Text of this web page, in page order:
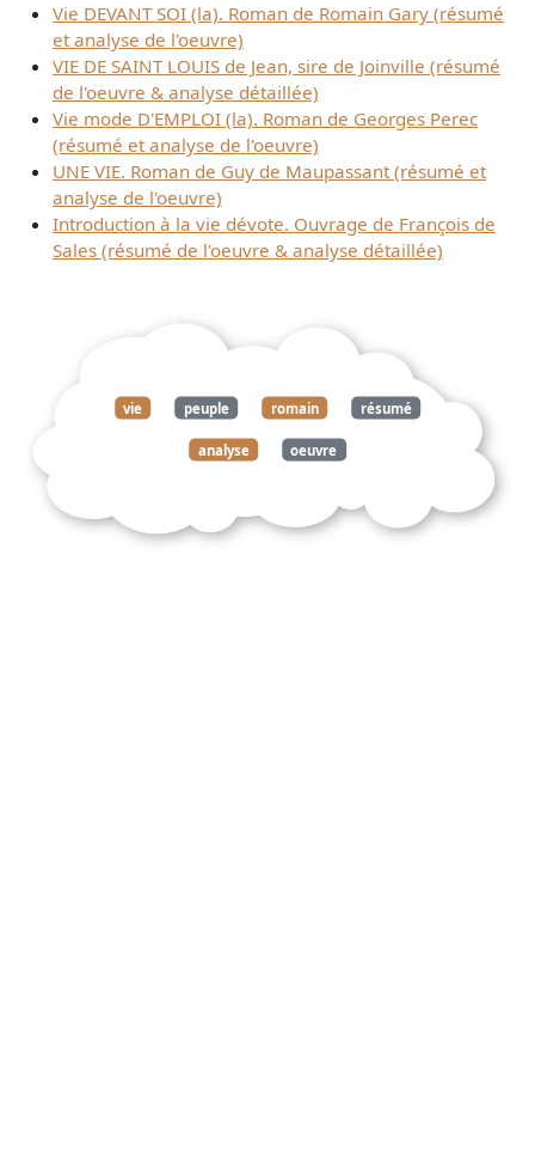
Vie DEVANT SOI (la). Roman de Romain Gary (résumé
et analyse de l'oeuvre)
VIE DE SAINT LOUIS de Jean, sire de Joinville (résumé
de l'oeuvre & analyse détaillée)
Vie mode D'EMPLOI (la). Roman de Georges Perec
(résumé et analyse de l'oeuvre)
UNE VIE. Roman de Guy de Maupassant (résumé et
analyse de l'oeuvre)
Introduction à la vie dévote. Ouvrage de François de
Sales (résumé de l'oeuvre & analyse détaillée)
vie peuple romain résumé
analyse oeuvre